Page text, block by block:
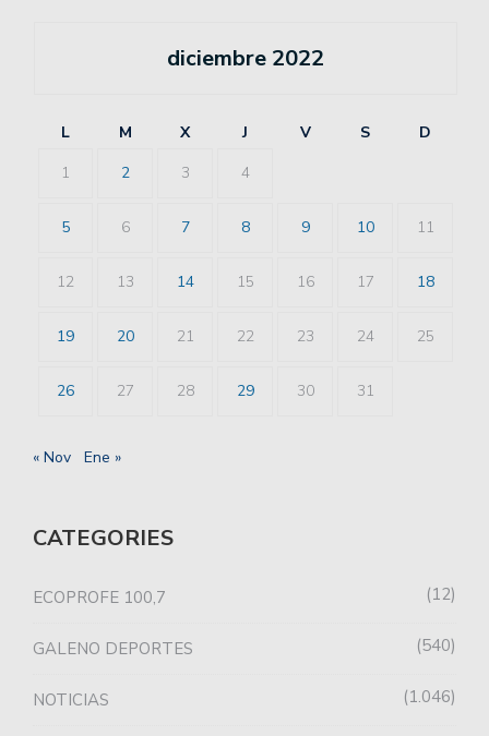
diciembre 2022
L M X J V S
D
1
2 3 4
5 6 7 8 9 10 11
12 13 14 15 16 17 18
19 20 21 22 23 24 25
26 27 28 29 30 31
« Nov Ene »
CATEGORIES
ECOPROFE 100,7 12
GALENO DEPORTES 540
NOTICIAS 1.046